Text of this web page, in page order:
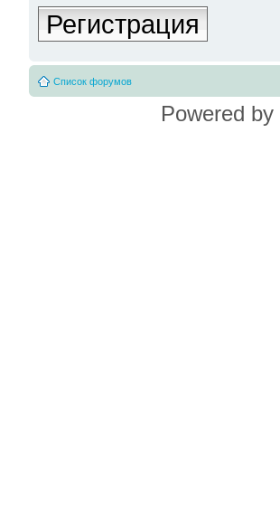
Регистрация
Список форумов
Powered by